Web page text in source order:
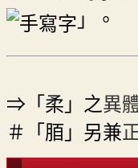
」。
⇒「柔」之異
＃「脜」另兼